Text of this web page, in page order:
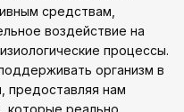
средствам,
воздействие на
процессы.
организм в
предоставляя нам
которые реально